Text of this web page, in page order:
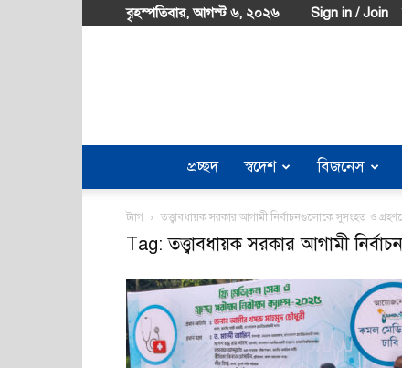
বৃহস্পতিবার, আগস্ট ৬, ২০২৬ Sign in / Join
প্রচ্ছদ স্বদেশ বিজনেস
ট্যাগ তত্ত্বাবধায়ক সরকার আগামী নির্বাচনগুলোকে সুসংহত ও
Tag: তত্ত্বাবধায়ক সরকার আগামী